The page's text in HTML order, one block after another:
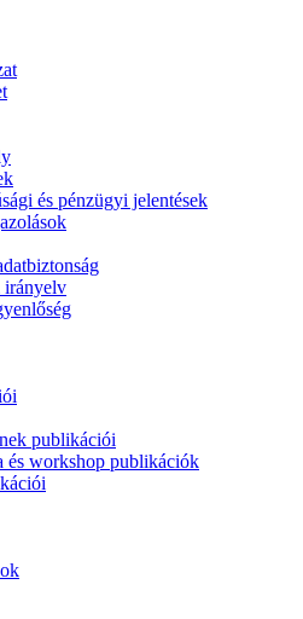
és pénzügyi jelentések
irányelv
publikációi
és workshop publikációk